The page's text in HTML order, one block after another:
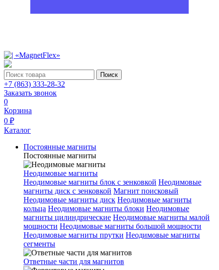
Поиск
+7 (863) 333-28-32
Заказать звонок
0
Корзина
0 ₽
Каталог
Постоянные магниты
Постоянные магниты
Неодимовые магниты
Неодимовые магниты блок с зенковкой Неодимовые
магниты диск с зенковкой Магнит поисковый
Неодимовые магниты диск Неодимовые магниты
кольца Неодимовые магниты блоки Неодимовые
магниты цилиндрические Неодимовые магниты малой
мощности Неодимовые магниты большой мощности
Неодимовые магниты прутки Неодимовые магниты
сегменты
Ответные части для магнитов